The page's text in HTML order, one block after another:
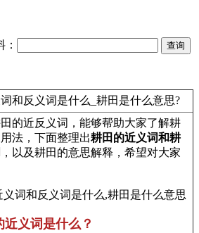
和反义词是什么_耕田是什么意思?
近反义词，能够帮助大家了解耕
法，下面整理出耕田的近义词和耕
，以及耕田的意思解释，希望对大家
近义词是什么？